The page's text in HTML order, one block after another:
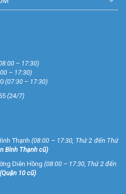
– 17:30)
– 17:30)
(07:30 – 17:30)
(24/7)
Thạnh (08:00 – 17:30, Thứ 2 đến Thứ
Bình Thạnh cũ)
Diên Hồng (08:00 – 17:30, Thứ 2 đến
10 cũ)